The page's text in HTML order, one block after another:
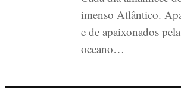
imenso Atlântico.
e de apaixonados
oceano…